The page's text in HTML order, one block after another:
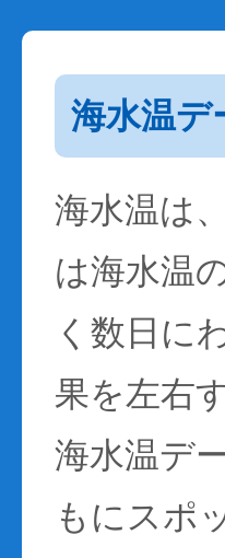
海水温デ
海水温は
は海水温
く数日に
果を左右
海水温デ
もにスポ